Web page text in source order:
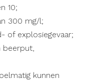
10;
300 mg/l;
of explosiegevaar;
beerput,
kunnen